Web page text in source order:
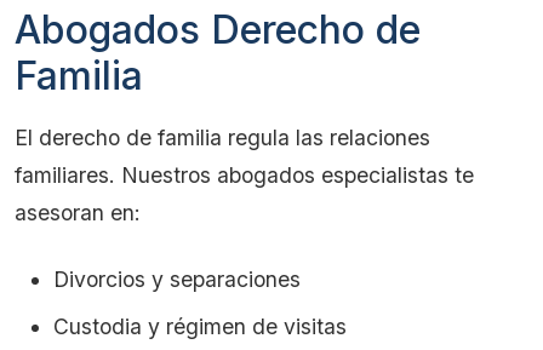
Abogados Derecho de
Familia
El derecho de familia regula las relaciones
familiares. Nuestros abogados especialistas te
asesoran en:
Divorcios y separaciones
Custodia y régimen de visitas